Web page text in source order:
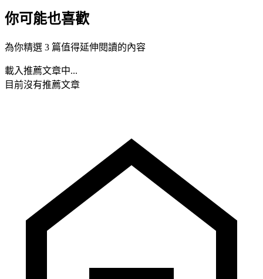
你可能也喜歡
為你精選 3 篇值得延伸閱讀的內容
載入推薦文章中...
目前沒有推薦文章